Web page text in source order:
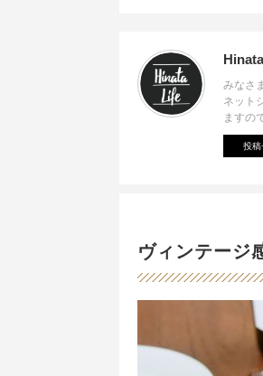
みなさ
ネット
ますの
投稿
ヴィンテージ